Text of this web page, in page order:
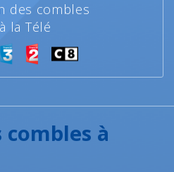
des combles
la Télé
à